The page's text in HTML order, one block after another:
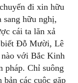
đi xin hữu
sang hữu nghị,
cái ta lăn xả
biết Đỗ Mười, Lê
với Bắc Kinh
pháp. Chỉ suông
các cuộc gặp